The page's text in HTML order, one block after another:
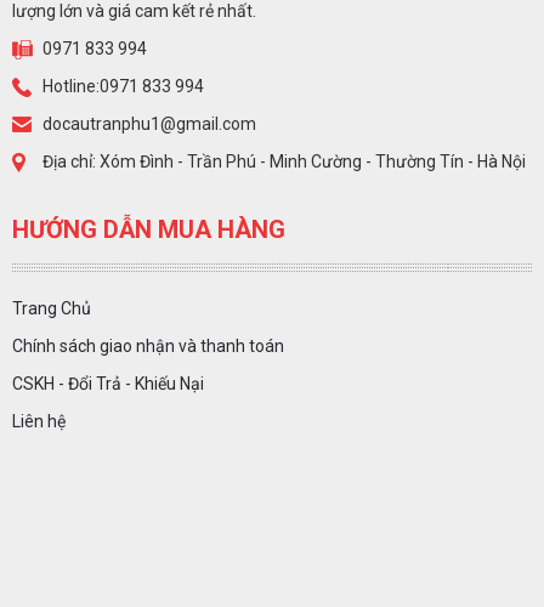
lượng lớn và giá cam kết rẻ nhất.
0971 833 994
Hotline:0971 833 994
docautranphu1@gmail.com
Địa chỉ: Xóm Đình - Trần Phú - Minh Cường - Thường Tín - Hà Nội
HƯỚNG DẪN MUA HÀNG
Trang Chủ
Chính sách giao nhận và thanh toán
CSKH - Đổi Trả - Khiếu Nại
Liên hệ